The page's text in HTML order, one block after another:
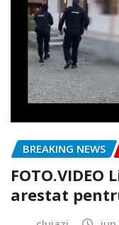
BREAKING NEWS
arestat